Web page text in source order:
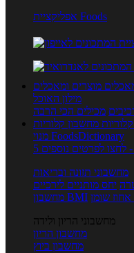
אפליקציית Foods
מוצרים ומאכלים
מילון האוכל
מכילים הכי הרבה
מחשבון קלוריות
מנוי FoodsDictionary
- לחצו לפרטים נוספים
מחשבוני תזונה ובריאות
יחס מותניים לירכיים
מחשבון BMI שומן
מחשבוני הריון ולידה
מחשבון הריון
מחשבון ביוץ